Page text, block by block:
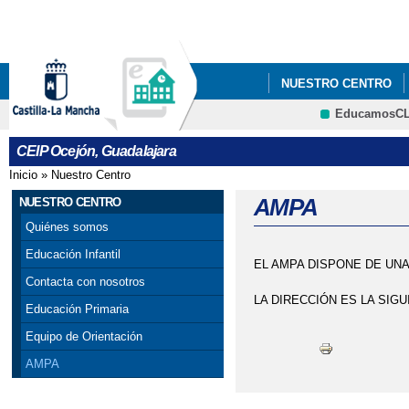
NUESTRO CENTRO
PLAN DE
CEIP Ocejón, Guadalajara
Se encuentra usted aquí
Inicio » Nuestro Centro
NUESTRO CENTRO
Quiénes somos
Educación Infantil
Contacta con nosotros
Educación Primaria
Equipo de Orientación
AMPA
AMPA
EL AMPA DISPONE DE
LA DIRECCIÓN ES LA